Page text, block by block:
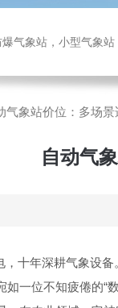
象站，小型气象站，化
气象站价位：多场
自动气
十年深耕气象设备
位不知疲倦的“